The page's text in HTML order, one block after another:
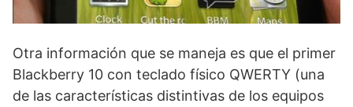
Otra información que se maneja es que el primer
Blackberry 10 con teclado físico QWERTY (una
de las características distintivas de los equipos